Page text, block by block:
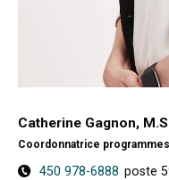
Catherine Gagnon,
Coordonnatrice
450 978-6888 poste